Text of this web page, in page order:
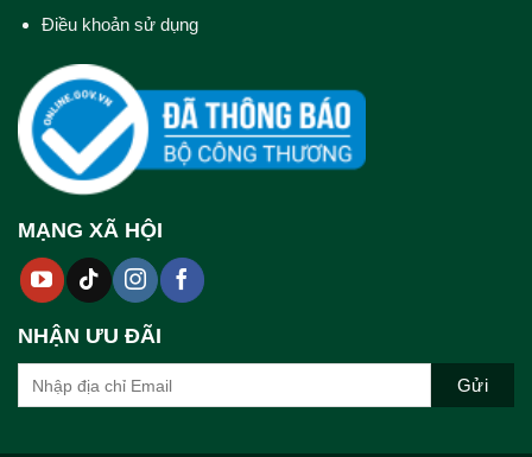
Điều khoản sử dụng
MẠNG XÃ HỘI
NHẬN ƯU ĐÃI